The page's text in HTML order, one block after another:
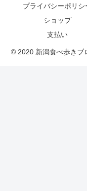
プライバシーポリシ
ショップ
支払い
© 2020 新潟食べ歩きブ